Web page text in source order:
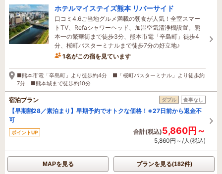
ホテルマイステイズ熊本 リバーサイド
口コミ4.6ご当地グルメ満載の朝食が人気！全室スマー
トTV、Refaシャワーヘッド、加湿空気清浄機設置。熊
本一の繁華街まで徒歩3分、熊本市電「辛島町」徒歩4
分、桜町バスターミナルまで徒歩7分の好立地♪
1名がこの宿を見ています
6時間前に予約されました
■熊本市電「辛島町」より徒歩約4分 ■「桜町バスターミナル」より徒歩約
7分 ■熊本城まで徒歩約10分
宿泊プラン ダブル 食事なし
【早期割28／素泊まり】早期予約でオトクな価格！※27日前から返金不
可
ポイントUP 合計(税込)5,860円～
5,860円～/人(税込)
MAPを見る プランを見る(182件)